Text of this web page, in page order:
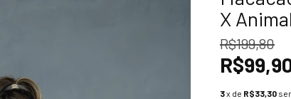
X
R$199,80
3x de R$33,30